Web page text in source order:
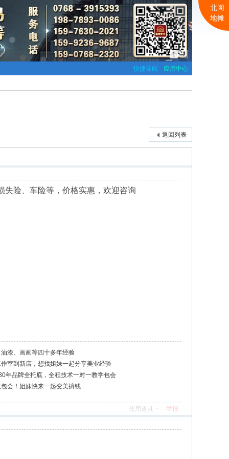
1 2
应用中心
快捷导航
返回列表
失险、车险等，价格实惠，欢迎咨询
漆、画画等四十多年经验
室到新店，想找姐妹一起分享美业经验
年品牌全托底，全程技术一对一教学包会
会！姐妹快来一起变美搞钱
使用道具 举报
北阁
地摊